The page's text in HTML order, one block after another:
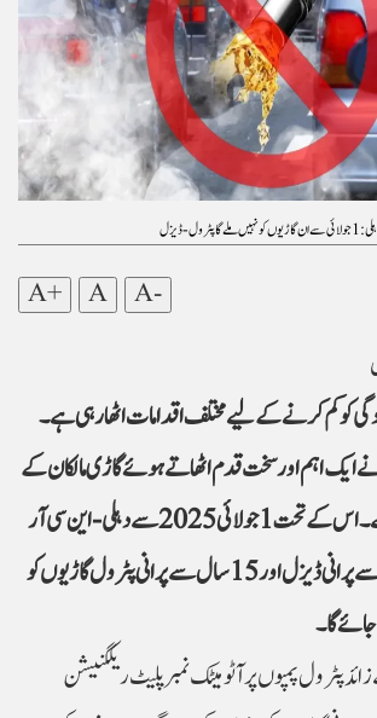
کو نہیں ملے گا پٹرول- ڈیزل
A+ A A-
کو کم کرنے کے لیے مختلف اقدامات اٹھا رہی ہے۔
ایک اہم اور سخت قدم اٹھاتے ہوئے گاڑی مالکان کے
لیے نیا ضابطہ نافذ کیا ہے۔ اس کے تحت 1 جولائی 2025 سے دہلی-این سی آر
میں رجسٹرڈ 10 سال سے پرانی ڈیزل اور 15 سال سے پرانی پٹرول گاڑیوں کو
گا۔
نے 500 سے زائد پٹرول پمپوں پر آٹومیٹک نمبر پلیٹ ریکگنیشن